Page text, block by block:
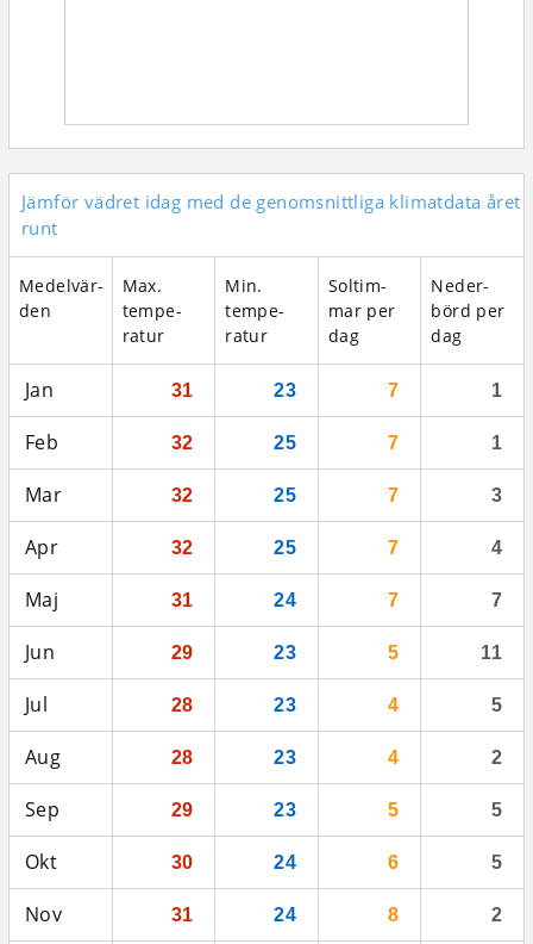
Jämför vädret idag med de genomsnittliga klimatdata året
runt
Medel­vär­
den
Max.
tempe­
ratur
Min.
tempe­
ratur
Sol­tim­
mar per
dag
Neder­
börd per
dag
Jan 31 23 7 1
Feb 32 25 7 1
Mar 32 25 7 3
Apr 32 25 7 4
Maj 31 24 7 7
Jun 29 23 5 11
Jul 28 23 4 5
Aug 28 23 4 2
Sep 29 23 5 5
Okt 30 24 6 5
Nov 31 24 8 2